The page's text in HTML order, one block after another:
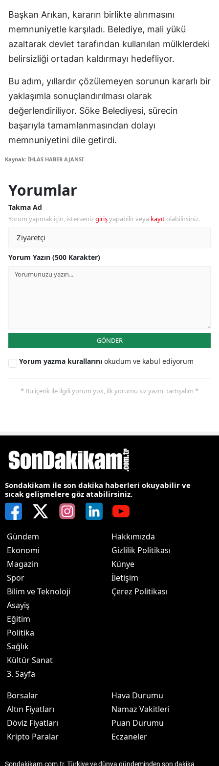
Başkan Arıkan, kararın birlikte alınmasını
memnuniyetle karşıladı. Belediye, mali yükü
azaltarak devlet tarafından kullanılan mülklerdeki
belirsizliği ortadan kaldırmayı hedefliyor.
Bu adım, yıllardır çözülemeyen sorunun kararlı bir
yaklaşımla sonuçlandırılması olarak
değerlendiriliyor. Söke Belediyesi, sürecin
başarıyla tamamlanmasından dolayı
memnuniyetini dile getirdi.
Kaynak: İHLAS HABER AJANSI
Yorumlar
Takma Ad
Yorum yapmak için, istersenizgirişyapabilir veya kayıt olabilirsiniz.
Yorum Yazın (500 Karakter)
GÖNDER
Yorum yazma kurallarını okudum ve kabul ediyorum
* Bu içerik ile ilgili yorum yok, ilk yorumu siz yazın, tartışalım *
Sondakikam ile son dakika haberleri okuyabilir ve
sıcak gelişmelere göz atabilirsiniz.
Gündem
Ekonomi
Magazin
Spor
Bilim ve Teknoloji
Asayiş
Eğitim
Politika
Sağlık
Kültür Sanat
3. Sayfa
Hakkımızda
Gizlilik Politikası
Künye
İletişim
Çerez Politikası
Borsalar
Altın Fiyatları
Döviz Fiyatları
Kripto Paralar
Hava Durumu
Namaz Vakitleri
Puan Durumu
Eczaneler
Sondakikam.com.tr, Türkiye ve dünya gündeminden son dakika